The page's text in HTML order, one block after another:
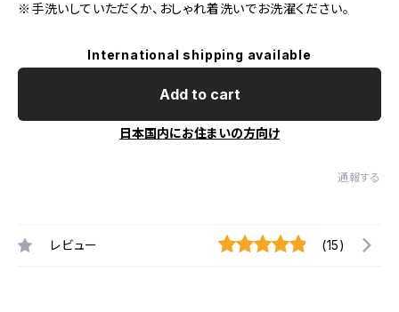
※手洗いしていただくか、おしゃれ着洗いでお洗濯ください。
International shipping available
Add to cart
日本国内にお住まいの方向け
通報する
レビュー (15)